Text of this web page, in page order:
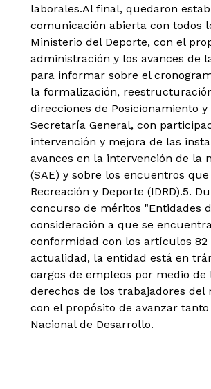
laborales.Al final, quedaron
comunicación abierta con todos
Ministerio del Deporte, con el
administración y los avances de
para informar sobre el
la formalización,
direcciones de Posicionamiento
Secretaría General, con
intervención y mejora de las
avances en la intervención de la
(SAE) y sobre los encuentros
Recreación y Deporte (IDRD).5.
concurso de méritos "Entidades
consideración a que se
conformidad con los artículos 82
actualidad, la entidad está en
cargos de empleos por medio de
derechos de los trabajadores
con el propósito de avanzar
Nacional de Desarrollo.